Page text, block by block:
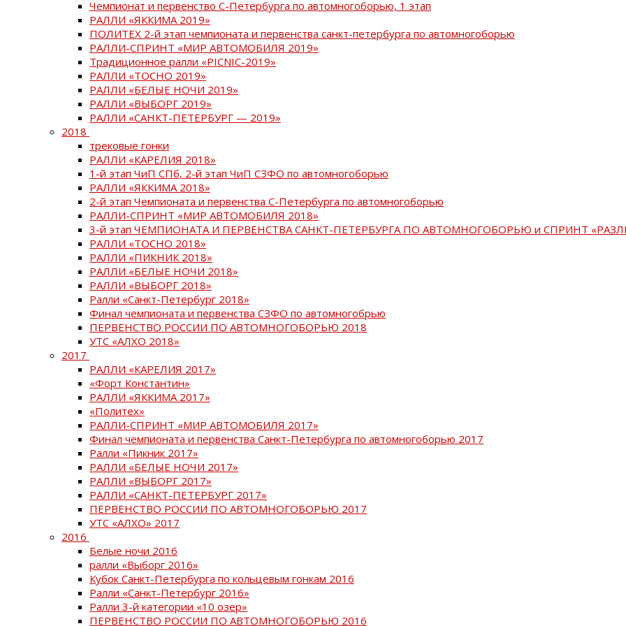
Чемпионат и первенство С-Петербурга по автомногоборью, 1 этап
РАЛЛИ «ЯККИМА 2019»
ПОЛИТЕХ 2-й этап чемпионата и первенства санкт-петербурга по автомногоборью
РАЛЛИ-СПРИНТ «МИР АВТОМОБИЛЯ 2019»
Традиционное ралли «PICNIC-2019»
РАЛЛИ «ТОСНО 2019»
РАЛЛИ «БЕЛЫЕ НОЧИ 2019»
РАЛЛИ «ВЫБОРГ 2019»
РАЛЛИ «САНКТ-ПЕТЕРБУРГ — 2019»
2018
трековые гонки
РАЛЛИ «КАРЕЛИЯ 2018»
1-й этап ЧиП СПб, 2-й этап ЧиП СЗФО по автомногоборью
РАЛЛИ «ЯККИМА 2018»
2-й этап Чемпионата и первенства С-Петербурга по автомногоборью
РАЛЛИ-СПРИНТ «МИР АВТОМОБИЛЯ 2018»
3-й этап ЧЕМПИОНАТА И ПЕРВЕНСТВА САНКТ-ПЕТЕРБУРГА ПО АВТОМНОГОБОРЬЮ и СПРИНТ
РАЛЛИ «ТОСНО 2018»
РАЛЛИ «ПИКНИК 2018»
РАЛЛИ «БЕЛЫЕ НОЧИ 2018»
РАЛЛИ «ВЫБОРГ 2018»
Ралли «Санкт-Петербург 2018»
Финал чемпионата и первенства СЗФО по автомногобрью
ПЕРВЕНСТВО РОССИИ ПО АВТОМНОГОБОРЬЮ 2018
УТС «АЛХО 2018»
2017
РАЛЛИ «КАРЕЛИЯ 2017»
«Форт Константин»
РАЛЛИ «ЯККИМА 2017»
«Политех»
РАЛЛИ-СПРИНТ «МИР АВТОМОБИЛЯ 2017»
Финал чемпионата и первенства Санкт-Петербурга по автомногоборью 2017
Ралли «Пикник 2017»
РАЛЛИ «БЕЛЫЕ НОЧИ 2017»
РАЛЛИ «ВЫБОРГ 2017»
РАЛЛИ «САНКТ-ПЕТЕРБУРГ 2017»
ПЕРВЕНСТВО РОССИИ ПО АВТОМНОГОБОРЬЮ 2017
УТС «АЛХО» 2017
2016
Белые ночи 2016
ралли «Выборг 2016»
Кубок Санкт-Петербурга по кольцевым гонкам 2016
Ралли «Санкт-Петербург 2016»
Ралли 3-й категории «10 озер»
ПЕРВЕНСТВО РОССИИ ПО АВТОМНОГОБОРЬЮ 2016